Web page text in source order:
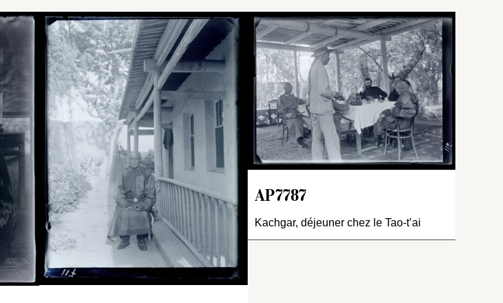
à fait
un
les
Koutcha est une division
administrative de la
préfecture d’Aksou,
Akesu
阿克蘇, et à ce titre Pelliot
est entré en relation dès le
mois de décembre 1906
avec sondaotai
, 道台, sorte
d’intendant de la préfecture.
La photographie a pu être
prise le jour d’une fête
locale, comme celle du jour
de l’an ou de la fête du
printemps ou bien sûr à un
autre moment du long
AP7787
Kachgar, déjeuner chez le Tao-t’ai
Ledaotai, 道臺 de Kachgar
(chef de l’intendance d’une
province), n’est mentionné
qu’une fois dans les
Carnets , le 28 août, juste
avant d’arriver à Kachgar,
dans le
saraï(hotellerie) de
Ming youl, 明約路, qui est la
dernière étape du périple
Osh – Kachgar. Alors que la
douane vient leur
demander leur passeport,
des habitants de Kachgar
leur expliquent qu’il suffit